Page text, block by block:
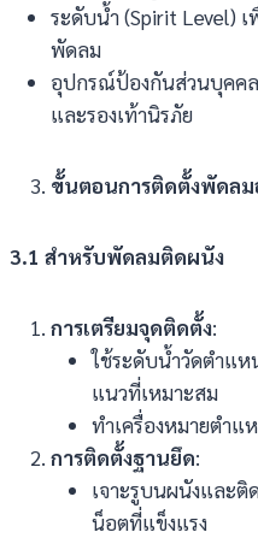
ระดับน้ำ (Spirit Level)
พัดลม
อุปกรณ์ป้องกันส่วนบุคคล
และรองเท้านิรภัย
ขั้นตอนการติดตั้งพัดลม
3.1 สำหรับพัดลมติดผนัง
การเตรียมจุดติดตั้ง:
ใช้ระดับน้ำวัดตำแ
แนวที่เหมาะสม
ทำเครื่องหมายตำแ
การติดตั้งฐานยึด:
เจาะรูบนผนังและติ
น็อตที่แข็งแรง